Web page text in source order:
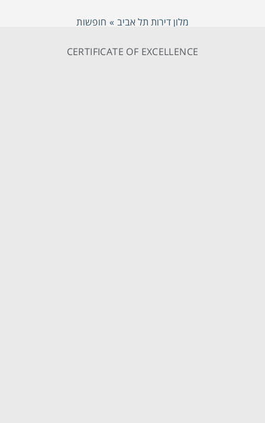
מלון דירות תל אביב » חופשות
CERTIFICATE OF EXCELLENCE